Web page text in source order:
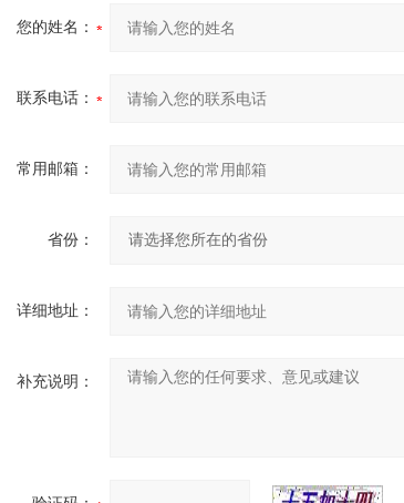
您的姓名：
联系电话：
常用邮箱：
省份：
详细地址：
补充说明：